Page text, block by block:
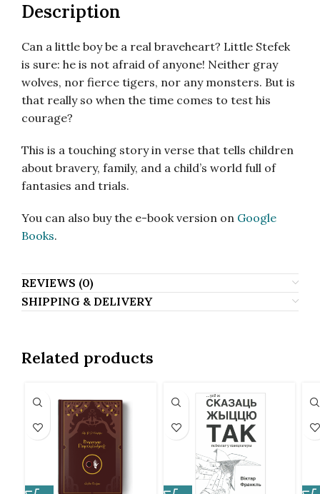
Description
Can a little boy be a real braveheart? Little Stefek
is sure: he is not afraid of anyone! Neither gray
wolves, nor fierce tigers, nor any monsters. But is
that really so when the time comes to test his
courage?
This is a touching story in verse that tells children
about bravery, family, and a child’s world full of
fantasies and trials.
You can also buy the e-book version on Google
Books.
REVIEWS (0)
SHIPPING & DELIVERY
Related products